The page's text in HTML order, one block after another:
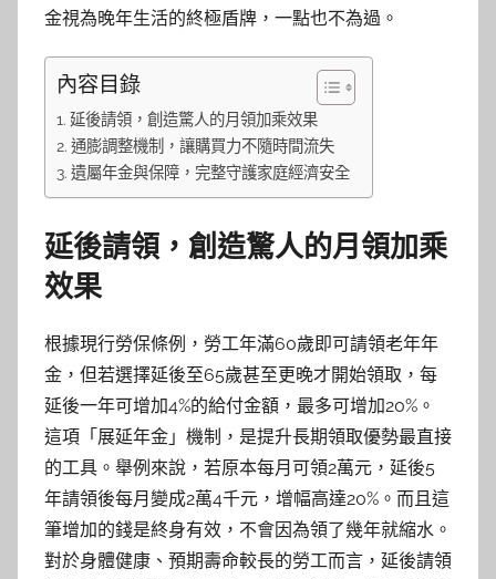
金視為晚年生活的終極盾牌，一點也不為過。
內容目錄
延後請領，創造驚人的月領加乘效果
通膨調整機制，讓購買力不隨時間流失
遺屬年金與保障，完整守護家庭經濟安全
延後請領，創造驚人的月領加乘
效果
根據現行勞保條例，勞工年滿60歲即可請領老年年
金，但若選擇延後至65歲甚至更晚才開始領取，每
延後一年可增加4%的給付金額，最多可增加20%。
這項「展延年金」機制，是提升長期領取優勢最直接
的工具。舉例來說，若原本每月可領2萬元，延後5
年請領後每月變成2萬4千元，增幅高達20%。而且這
筆增加的錢是終身有效，不會因為領了幾年就縮水。
對於身體健康、預期壽命較長的勞工而言，延後請領